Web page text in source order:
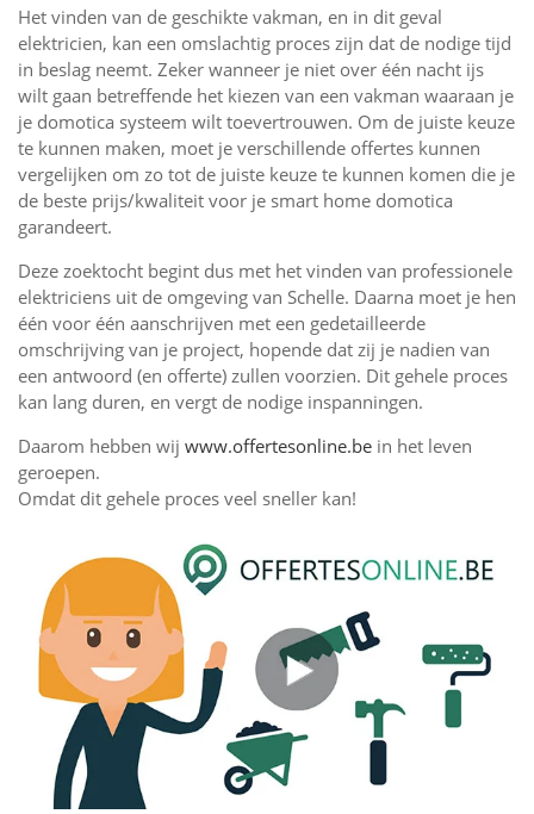
Het vinden van de geschikte vakman, en in dit geval
elektricien, kan een omslachtig proces zijn dat de nodige tijd
in beslag neemt. Zeker wanneer je niet over één nacht ijs
wilt gaan betreffende het kiezen van een vakman waaraan je
je domotica systeem wilt toevertrouwen. Om de juiste keuze
te kunnen maken, moet je verschillende offertes kunnen
vergelijken om zo tot de juiste keuze te kunnen komen die je
de beste prijs/kwaliteit voor je smart home domotica
garandeert.
Deze zoektocht begint dus met het vinden van professionele
elektriciens uit de omgeving van Schelle. Daarna moet je hen
één voor één aanschrijven met een gedetailleerde
omschrijving van je project, hopende dat zij je nadien van
een antwoord (en offerte) zullen voorzien. Dit gehele proces
kan lang duren, en vergt de nodige inspanningen.
Daarom hebben wij www.offertesonline.be in het leven
geroepen.
Omdat dit gehele proces veel sneller kan!